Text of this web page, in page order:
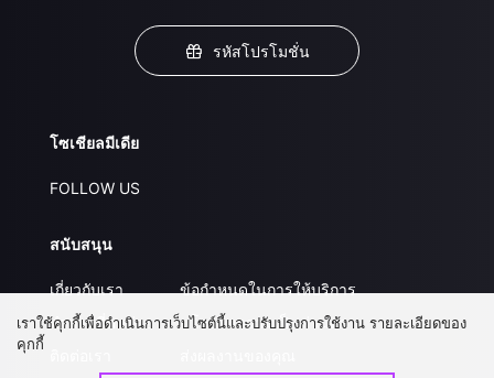
รหัสโปรโมชั่น
โซเชียลมีเดีย
FOLLOW US
สนับสนุน
เกี่ยวกับเรา
คำถามที่พบบ่อย
ข้อกำหนดในการให้บริการ
นโยบายความเป็นส่วนตัว
เราใช้คุกกี้เพื่อดำเนินการเว็บไซต์นี้และปรับปรุงการใช้งาน รายละเอียดของ
คุกกี้